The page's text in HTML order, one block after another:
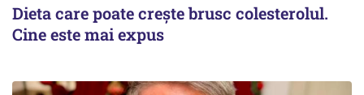
Dieta care poate crește brusc colesterolul.
Cine este mai expus